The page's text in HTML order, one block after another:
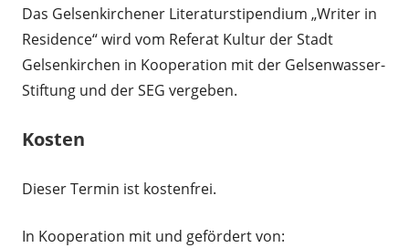
Das Gelsenkirchener Literaturstipendium „Writer in
Residence“ wird vom Referat Kultur der Stadt
Gelsenkirchen in Kooperation mit der Gelsenwasser-
Stiftung und der SEG vergeben.
Kosten
Dieser Termin ist kostenfrei.
In Kooperation mit und gefördert von: